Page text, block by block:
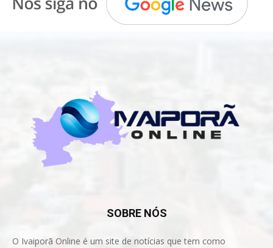
SOBRE NÓS
O Ivaiporã Online é um site de notícias que tem como